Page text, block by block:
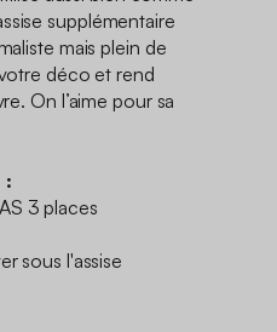
supplémentaire
mais plein de
déco et rend
On l’aime pour sa
:
3 places
sous l'assise